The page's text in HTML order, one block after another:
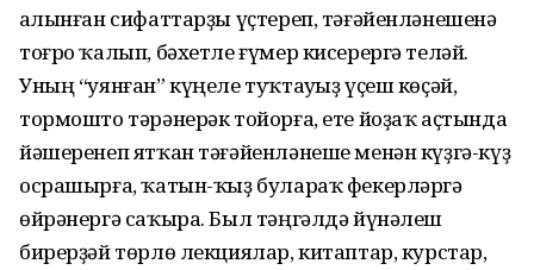
һалынған сифаттарҙы үҫтереп, тәғәйенләнешенә
тоғро ҡалып, бәхетле ғүмер кисерергә теләй.
Уның “уянған” күңеле туҡтауһыҙ үҫеш көҫәй,
тормошто тәрәнерәк тойорға, ете йоҙаҡ аҫтында
йәшеренеп ятҡан тәғәйенләнеше менән күҙгә-күҙ
осрашырға, ҡатын-ҡыҙ булараҡ фекерләргә
өйрәнергә саҡыра. Был тәңгәлдә йүнәлеш
бирерҙәй төрлө лекциялар, китаптар, курстар,